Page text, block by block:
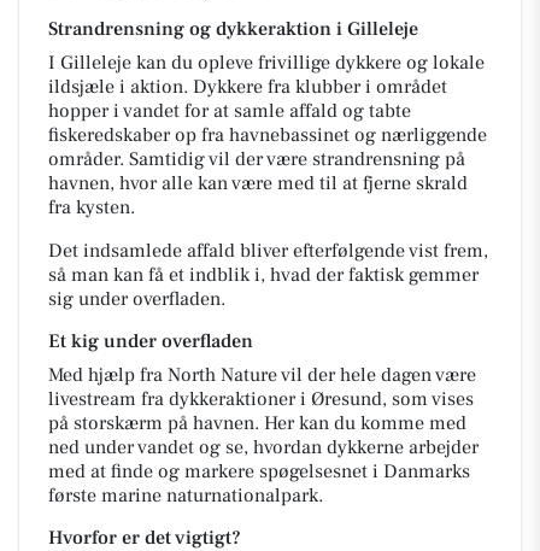
Strandrensning og dykkeraktion i Gilleleje
I Gilleleje kan du opleve frivillige dykkere og lokale
ildsjæle i aktion. Dykkere fra klubber i området
hopper i vandet for at samle affald og tabte
fiskeredskaber op fra havnebassinet og nærliggende
områder. Samtidig vil der være strandrensning på
havnen, hvor alle kan være med til at fjerne skrald
fra kysten.
Det indsamlede affald bliver efterfølgende vist frem,
så man kan få et indblik i, hvad der faktisk gemmer
sig under overfladen.
Et kig under overfladen
Med hjælp fra North Naturevil der hele dagen være
livestream fra dykkeraktioner i Øresund, som vises
på storskærm på havnen. Her kan du komme med
ned under vandet og se, hvordan dykkerne arbejder
med at finde og markere spøgelsesnet i Danmarks
første marine naturnationalpark.
Hvorfor er det vigtigt?